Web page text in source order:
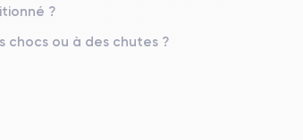
?
chocs ou à des chutes ?